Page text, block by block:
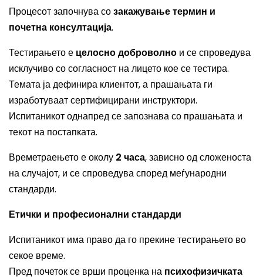
Процесот започнува созакажување термин и
почетна консултација.
Тестирањето е целосно доброволно и се спроведува
исклучиво со согласност на лицето кое се тестира.
Темата ја дефинира клиентот, а прашањата ги
изработуваат сертифицирани инструктори.
Испитаникот однапред се запознава со прашањата и
текот на постапката.
Времетраењето е околу 2 часа, зависно од сложеноста
на случајот, и се спроведува според меѓународни
стандарди.
Етички и професионални стандарди
Испитаникот има право да го прекине тестирањето во
секое време.
Пред почеток се врши проценка на психофизичката